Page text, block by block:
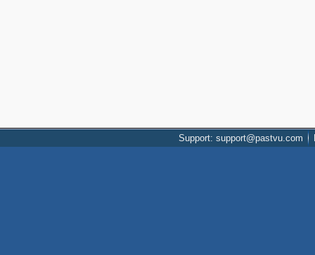
Support: support@pastvu.com